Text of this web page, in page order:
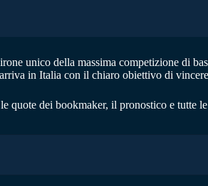
unico della massima competizione di
in Italia con il chiaro obiettivo di
quote dei bookmaker, il pronostico e tutte